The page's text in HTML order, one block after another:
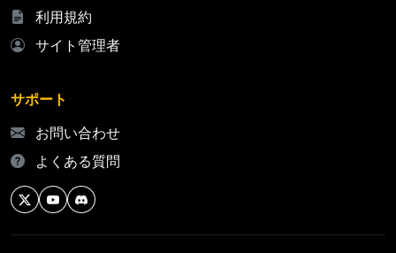
利用規約
サイト管理者
サポート
お問い合わせ
よくある質問